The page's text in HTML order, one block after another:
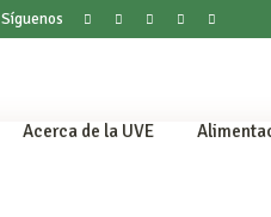
Síguenos
Acerca de la UVE